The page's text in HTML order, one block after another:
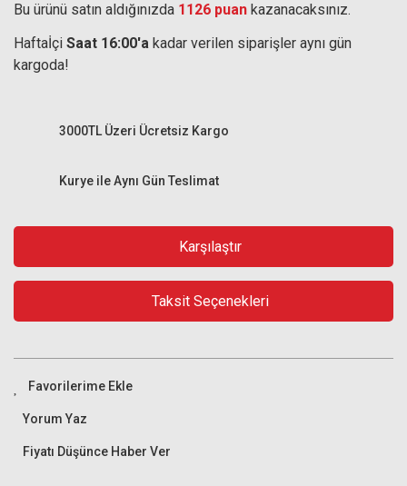
Bu ürünü satın aldığınızda 1126 puan kazanacaksınız.
Haftaİçi Saat 16:00'a kadar verilen siparişler aynı gün
kargoda!
Kurye ile Aynı Gün Teslimat
3000TL Üzeri Ücretsiz Kargo
Karşılaştır
Taksit Seçenekleri
Yorum Yaz
Fiyatı Düşünce Haber Ver